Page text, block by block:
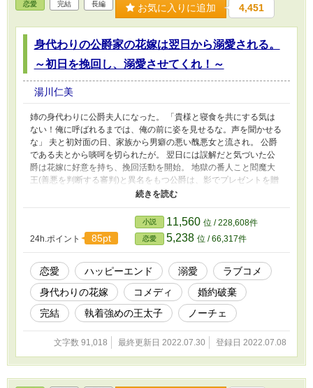
恋愛 完結 長編 お気に入りに追加 4,451
身代わりの公爵家の花嫁は翌日から溺愛される。
～初日を挽回し、溺愛させてくれ！～
湯川仁美
姉の身代わりに公爵夫人になった。 「貴様と寝食を共にする気は
ない！俺に呼ばれるまでは、俺の前に姿を見せるな。声を聞かせる
な」 夫と初対面の日、家族から男癖の悪い醜悪女と流され。 公爵
である夫とから啖呵を切られたが。 翌日には誤解だと気づいた公
爵は花嫁に好意を持ち、挽回活動を開始。 地獄の番人こと閻魔大
王(善悪を判断する審判)と異名をもつ公爵は、影でプレゼントを贈
り。話しかけるが、謝れない。 「愛しの妻。大切な妻。可愛い
妻」とは言えない。 一度、言った言葉を撤回するのは難しい。 そ
して妻は普通の令嬢とは違い、媚びず、ビクビク怯えもせず普通に
接してくれる。 徐々に距離を詰めていきましょう。 全力で真摯に
接し、謝罪を行い、ラブラブに到着するコメディ。 第二章から口
説きまくり。 第四章で完結です。 第五章に番外編を追加しまし
た。
24h.ポイント 85pt
小説 11,560 位 / 228,608件
恋愛 5,238 位 / 66,317件
恋愛 ハッピーエンド 溺愛
ラブコメ
身代わりの花嫁
コメディ
婚約破棄
完結
執着強めの王太子 ノーチェ
文字数 91,018 最終更新日 2022.07.30 登録日 2022.07.08